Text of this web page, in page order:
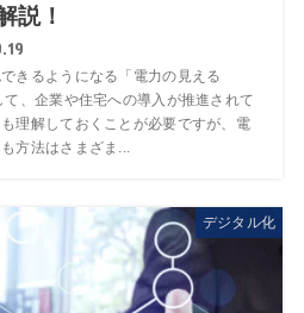
説！
きるようになる「電力の見える
、企業や住宅への導入が推進されて
理解しておくことが必要ですが、電
方法はさまざま...
デジタル化